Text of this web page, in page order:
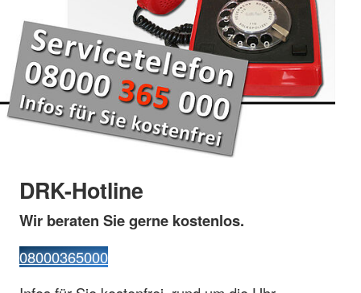
DRK-Hotline
Wir beraten Sie gerne kostenlos.
08000365000